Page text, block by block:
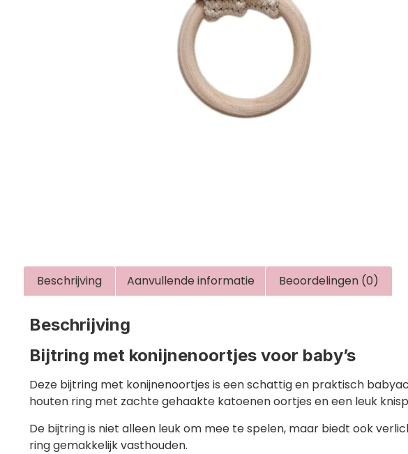
Beschrijving Aanvullende informatie Beoordelingen (0)
Beschrijving
Bijtring met konijnenoortjes voor baby’s
Deze bijtring met konijnenoortjes is een schattig en praktisch
houten ring met zachte gehaakte katoenen oortjes en een leuk
De bijtring is niet alleen leuk om mee te spelen, maar biedt ook
ring gemakkelijk vasthouden.